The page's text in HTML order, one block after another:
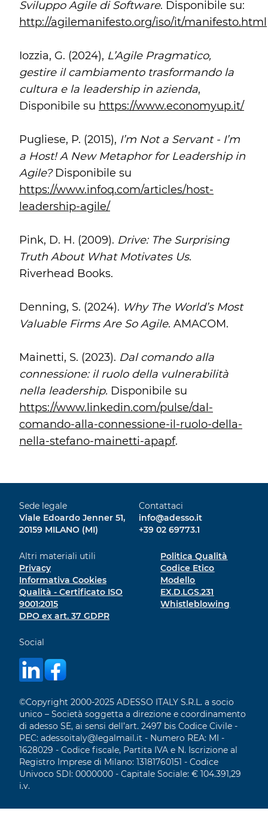
Sviluppo Agile di Software. Disponibile su:
http://agilemanifesto.org/iso/it/manifesto.html
Iozzia, G. (2024), L’Agile Pragmatico,
gestire il cambiamento trasformando la
cultura e la leadership in azienda,
Disponibile su https://www.economyup.it/
Pugliese, P. (2015), I’m Not a Servant - I’m
a Host! A New Metaphor for Leadership in
Agile?Disponibile su
https://www.infoq.com/articles/host-
leadership-agile/
Pink, D. H. (2009). Drive: The Surprising
Truth About What Motivates Us.
Riverhead Books.
Denning, S. (2024). Why The World’s Most
Valuable Firms Are So Agile. AMACOM.
Mainetti, S. (2023). Dal comando alla
connessione: il ruolo della vulnerabilità
nella leadership. Disponibile su
https://www.linkedin.com/pulse/dal-
comando-alla-connessione-il-ruolo-della-
nella-stefano-mainetti-apapf.
Sede legale
Viale Edoardo Jenner 51,
20159 MILANO (MI)
Contattaci
info@adesso.it
+39 02 69773.1
Altri materiali utili
Privacy
Informativa Cookies
Qualità - Certificato ISO
9001:2015
DPO ex art. 37 GDPR
Politica Qualità
Codice Etico
Modello
EX.D.LGS.231
Whistleblowing
Social
©Copyright 2000-2025 ADESSO ITALY S.R.L. a socio
unico – Società soggetta a direzione e coordinamento
di adesso SE, ai sensi dell’art. 2497 bis Codice Civile -
PEC: adessoitaly@legalmail.it - Numero REA: MI -
1628029 - Codice fiscale, Partita IVA e N. Iscrizione al
Registro Imprese di Milano: 13181760151 - Codice
Univoco SDI: 0000000 - Capitale Sociale: € 104.391,29
i.v.